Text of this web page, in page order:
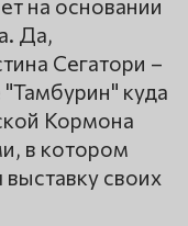
на основании
Да,
Сегатори –
куда
Кормона
в котором
своих